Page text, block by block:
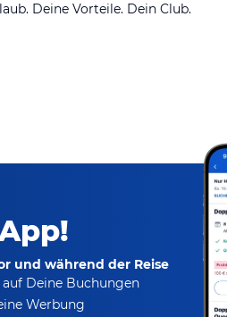
Deine Vorteile. Dein Club.
und während der Reise
Deine Buchungen
Werbung